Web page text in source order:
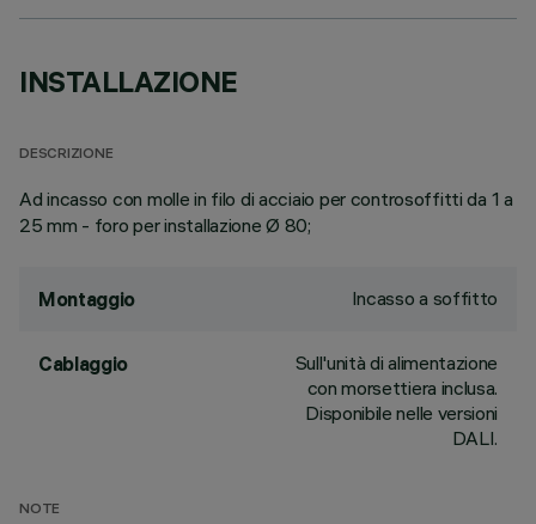
INSTALLAZIONE
DESCRIZIONE
Ad incasso con molle in filo di acciaio per controsoffitti da 1 a
25 mm - foro per installazione Ø 80;
Montaggio Incasso a soffitto
Cablaggio
Sull'unità di alimentazione
con morsettiera inclusa.
Disponibile nelle versioni
DALI.
NOTE